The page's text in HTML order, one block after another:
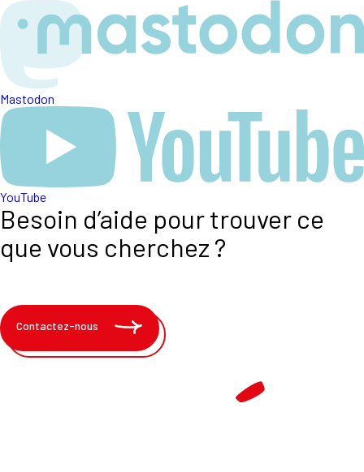
Mastodon
YouTube
Besoin d’aide pour trouver ce
que vous cherchez ?
Contactez-nous